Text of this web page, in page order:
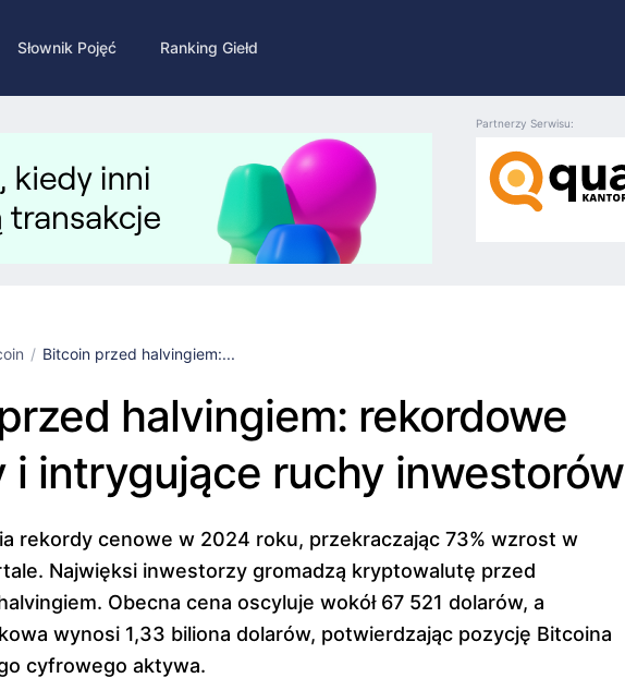
Słownik Pojęć Ranking Giełd
Partnerzy Serwisu:
Bitcoin przed halvingiem:...
halvingiem: rekordowe
i intrygujące ruchy inwestorów
rekordy cenowe w 2024 roku, przekraczając 73% wzrost w
Najwięksi inwestorzy gromadzą kryptowalutę przed
Obecna cena oscyluje wokół 67 521 dolarów, a
wynosi 1,33 biliona dolarów, potwierdzając pozycję Bitcoina
cyfrowego aktywa.